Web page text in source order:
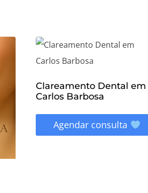
Clareamento Dental em
Carlos Barbosa
Agendar consulta